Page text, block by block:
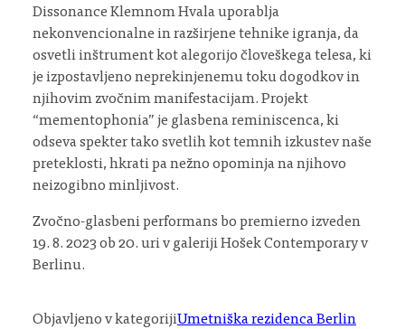
Dissonance Klemnom Hvala uporablja
nekonvencionalne in razširjene tehnike igranja, da
osvetli inštrument kot alegorijo človeškega telesa, ki
je izpostavljeno neprekinjenemu toku dogodkov in
njihovim zvočnim manifestacijam. Projekt
“mementophonia” je glasbena reminiscenca, ki
odseva spekter tako svetlih kot temnih izkustev naše
preteklosti, hkrati pa nežno opominja na njihovo
neizogibno minljivost.
Zvočno-glasbeni performans bo premierno izveden
19. 8. 2023 ob 20. uri v galeriji Hošek Contemporary v
Berlinu.
Objavljeno v kategorijiUmetniška rezidenca Berlin